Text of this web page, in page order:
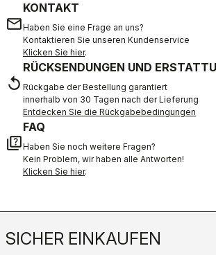
email
KONTAKT
Haben Sie eine Frage an uns?
Kontaktieren Sie unseren Kundenservice
Klicken Sie hier.
replay
RÜCKSENDUNGEN UND
Rückgabe der Bestellung garantiert
innerhalb von 30 Tagen nach der Lieferung
Entdecken Sie die Rückgabebedingungen
quiz
FAQ
Haben Sie noch weitere Fragen?
Kein Problem, wir haben alle Antworten!
Klicken Sie hier.
SICHER EINKAUFEN